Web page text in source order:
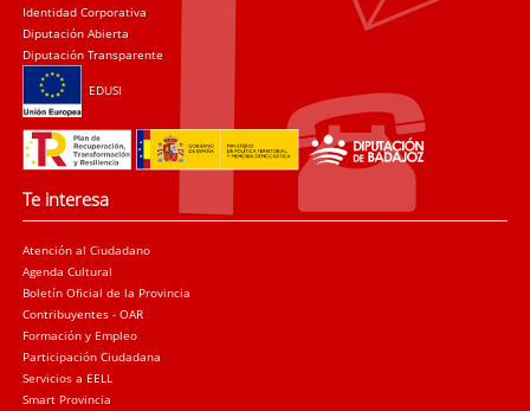
Identidad Corporativa
Diputación Abierta
Diputación Transparente
EDUSI
Te interesa
Atención al Ciudadano
Agenda Cultural
Boletín Oficial de la Provincia
Contribuyentes - OAR
Formación y Empleo
Participación Ciudadana
Servicios a EELL
Smart Provincia